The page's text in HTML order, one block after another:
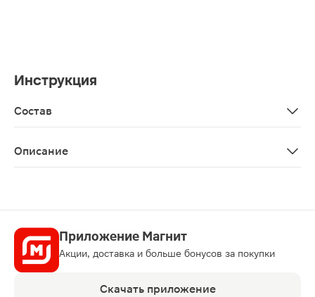
Инструкция
Состав
Описание
Приложение Магнит
Акции, доставка и больше бонусов за покупки
Скачать приложение